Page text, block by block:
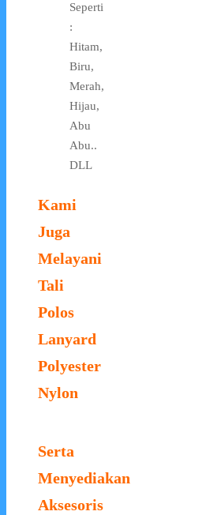
Seperti
:
Hitam,
Biru,
Merah,
Hijau,
Abu
Abu..
DLL
Kami
Juga
Melayani
Tali
Polos
Lanyard
Polyester
Nylon
Serta
Menyediakan
Aksesoris